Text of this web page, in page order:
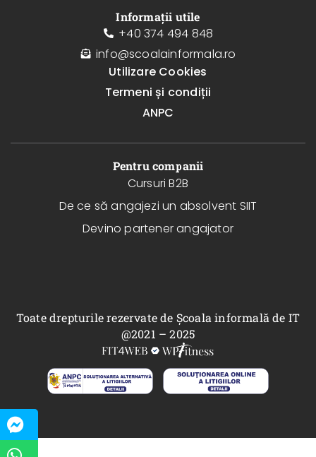
Informații utile
+40 374 494 848
info@scoalainformala.ro
Utilizare Cookies
Termeni și condiții
ANPC
Pentru companii
Cursuri B2B
De ce să angajezi un absolvent SIIT
Devino partener angajator
Toate drepturile rezervate de Școala informală de IT
@2021 – 2025